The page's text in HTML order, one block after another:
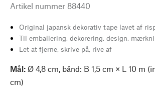
Artikel nummer 88440
Original japansk dekorativ tape lavet af
Til emballering, dekorering, design,
Let at fjerne, skrive på, rive af
Mål: Ø 4,8 cm, bånd: B 1,5 cm × L 10 m
cm)